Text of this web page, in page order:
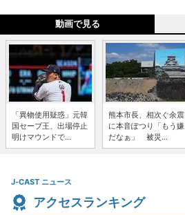
動画で見る
「異物使用疑惑」元韓
国セーブ王、出場停止
明けマウンドで...
熊本市長、相次ぐ余震
に本音ぽつり「もう嫌
だなぁ」 被災...
J-CAST ニュース
アクセスランキング